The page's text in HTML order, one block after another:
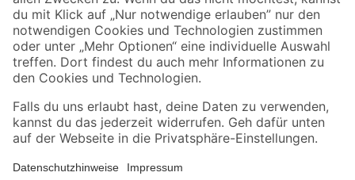
Jetzt die toom-App herunterladen
Alle Preisangaben in EUR inkl. gesetzl. MwSt.. Die dargestellten Angebote sind unter
Umständen nicht in allen Märkten verfügbar. Die angegebenen Verfügbarkeiten beziehen
Produkte nur solange der Vorrat reicht.
*Paketversand ab 59 € versandkostenfrei, gilt nicht für Artikel mit Speditionsversand, hier